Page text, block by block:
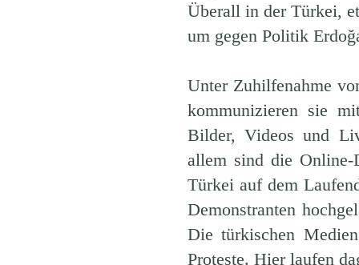
Überall in der Türkei,
um gegen Politik
Unter Zuhilfenahme
kommunizieren sie
Bilder, Videos und
allem sind die
Türkei auf dem
Demonstranten
Die türkischen
Proteste. Hier laufen